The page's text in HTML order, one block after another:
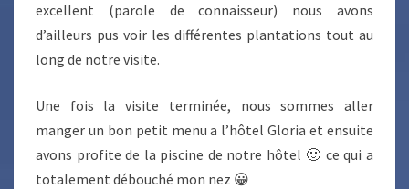
excellent (parole de connaisseur) nous avons
d’ailleurs pus voir les différentes plantations tout au
long de notre visite.
Une fois la visite terminée, nous sommes aller
manger un bon petit menu a l’hôtel Gloria et ensuite
avons profite de la piscine de notre hôtel 🙂 ce qui a
totalement débouché mon nez 😀